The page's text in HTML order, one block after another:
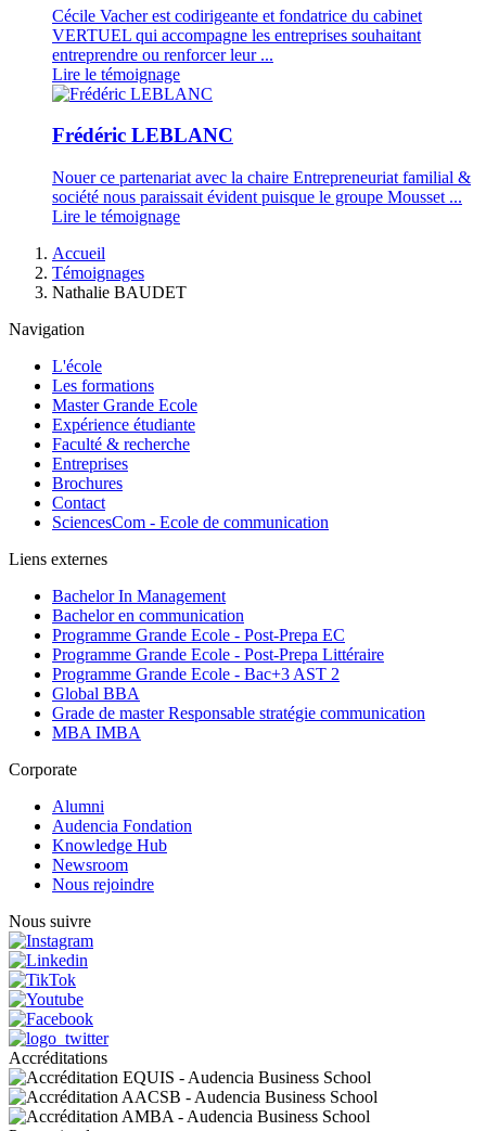
Cécile Vacher est codirigeante et fondatrice du cabinet
VERTUEL qui accompagne les entreprises souhaitant
entreprendre ou renforcer leur ...
Lire le témoignage
Frédéric LEBLANC
Nouer ce partenariat avec la chaire Entrepreneuriat familial &
société nous paraissait évident puisque le groupe Mousset ...
Lire le témoignage
d'Ariane
Accueil
Témoignages
Nathalie BAUDET
Navigation
L'école
Les formations
Master Grande Ecole
Expérience étudiante
Faculté & recherche
Entreprises
Brochures
Contact
SciencesCom - Ecole de communication
Liens externes
Bachelor In Management
Bachelor en communication
Programme Grande Ecole - Post-Prepa EC
Programme Grande Ecole - Post-Prepa Littéraire
Programme Grande Ecole - Bac+3 AST 2
Global BBA
Grade de master Responsable stratégie communication
MBA IMBA
Corporate
Alumni
Audencia Fondation
Knowledge Hub
Newsroom
Nous rejoindre
Nous suivre
Accréditations